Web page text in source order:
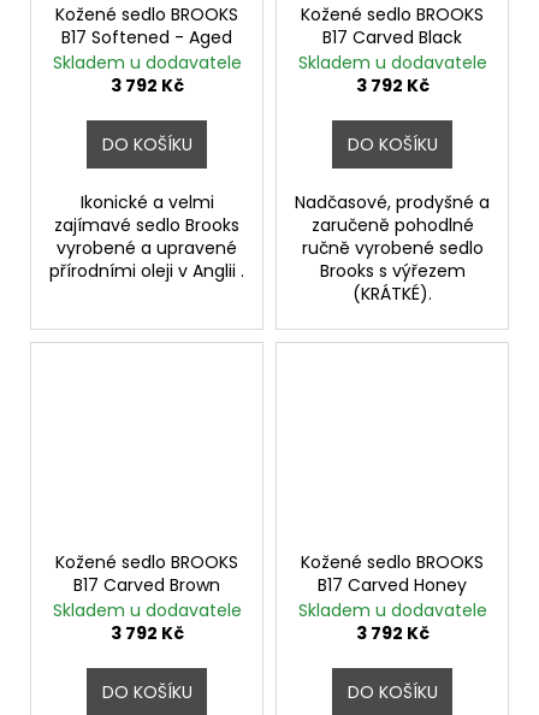
Kožené sedlo BROOKS
B17 Softened - Aged
Skladem u dodavatele
3 792 Kč
DO KOŠÍKU
Ikonické a velmi
zajímavé sedlo Brooks
vyrobené a upravené
přírodními oleji v Anglii .
Kožené sedlo BROOKS
B17 Carved Black
Skladem u dodavatele
3 792 Kč
DO KOŠÍKU
Nadčasové, prodyšné a
zaručeně pohodlné
ručně vyrobené sedlo
Brooks s výřezem
(KRÁTKÉ).
Kožené sedlo BROOKS
B17 Carved Brown
Skladem u dodavatele
3 792 Kč
DO KOŠÍKU
Kožené sedlo BROOKS
B17 Carved Honey
Skladem u dodavatele
3 792 Kč
DO KOŠÍKU